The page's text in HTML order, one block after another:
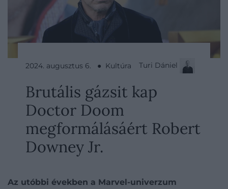
2024. augusztus 6. ● Kultúra Turi Dániel
Brutális gázsit kap
Doctor Doom
megformálásáért Robert
Downey Jr.
Az utóbbi években a Marvel-univerzum